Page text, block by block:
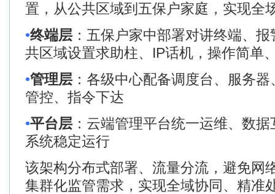
置，从公共区域到五保户家庭，实现全
•终端层 ：五保户家中部署对讲终端、
共区域设置求助柱、 IP话机，操作简单
•管理层 ：各级中心配备调度台、服务
管控、指令下达
•平台层 ：云端管理平台统一运维、数
系统稳定运行
该架构分布式部署、流量分流，避免网
集群化监管需求，实现全域协同、精准